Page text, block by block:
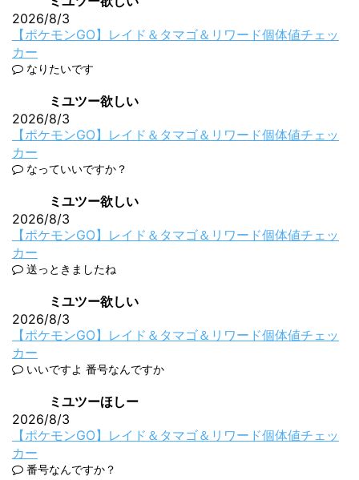
2026/8/3
【ポケモンGO】レイド＆タマゴ＆リワード個体値チェッ
カー
なりたいです
ミユツー欲しい
2026/8/3
【ポケモンGO】レイド＆タマゴ＆リワード個体値チェッ
カー
なっていいですか？
ミユツー欲しい
2026/8/3
【ポケモンGO】レイド＆タマゴ＆リワード個体値チェッ
カー
送っときましたね
ミユツー欲しい
2026/8/3
【ポケモンGO】レイド＆タマゴ＆リワード個体値チェッ
カー
いいですよ 番号なんですか
ミユツーほしー
2026/8/3
【ポケモンGO】レイド＆タマゴ＆リワード個体値チェッ
カー
番号なんですか？